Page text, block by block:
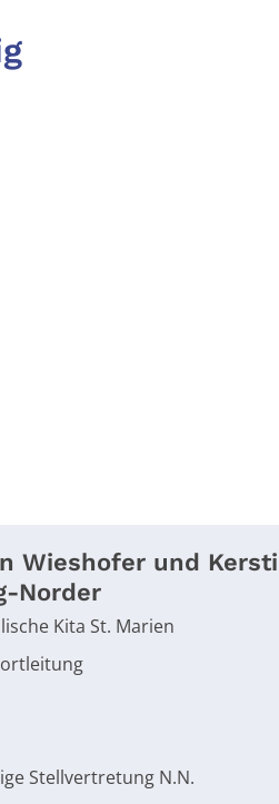
Wieshofer und
Norder
Kita St. Marien
Stellvertretung N.N.